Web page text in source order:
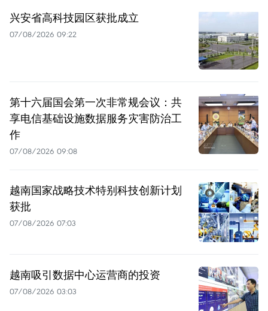
兴安省高科技园区获批成立
07/08/2026 09:22
第十六届国会第一次非常规会议：共
享电信基础设施数据服务灾害防治工
作
07/08/2026 09:08
越南国家战略技术特别科技创新计划
获批
07/08/2026 07:03
越南吸引数据中心运营商的投资
07/08/2026 03:03